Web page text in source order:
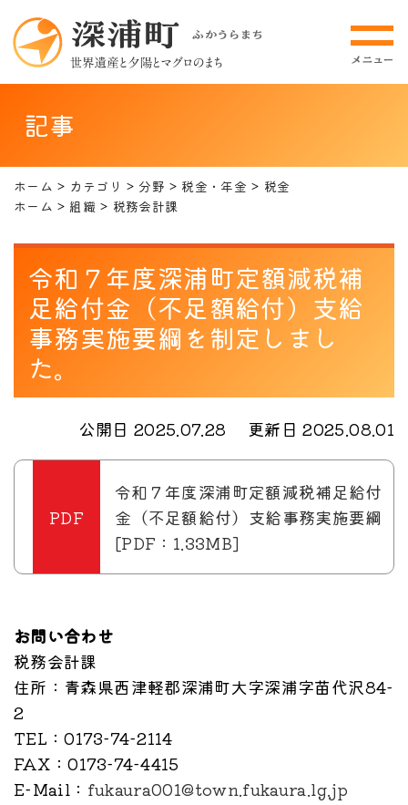
記事
ホーム カテゴリ 分野 税金・年金
税金
ホーム
組織 税務会計課
令和７年度深浦町定額減税補
足給付金（不足額給付）支給
事務実施要綱を制定しまし
た。
公開日 2025.07.28 更新日 2025.08.01
令和７年度深浦町定額減税補足給付
金（不足額給付）支給事務実施要綱
[PDF：1.33MB]
お問い合わせ
税務会計課
住所 ：青森県西津軽郡深浦町大字深浦字苗代沢84-
2
TEL ：0173-74-2114
FAX ：0173-74-4415
E-Mail ： fukaura001@town.fukaura.lg.jp